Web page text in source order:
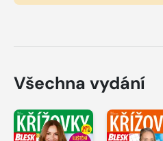
Všechna vydání